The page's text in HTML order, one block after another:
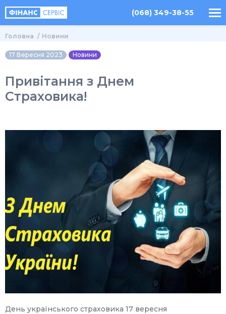
(068) 349-38-55
Головна Новини
17 Вересня 2023 Новини
Привітання з Днем
Страховика!
День українського страховика 17 вересня